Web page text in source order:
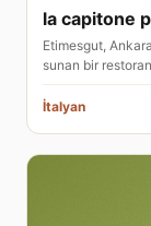
la capitone
Etimesgut,
sunan bir
İtalyan